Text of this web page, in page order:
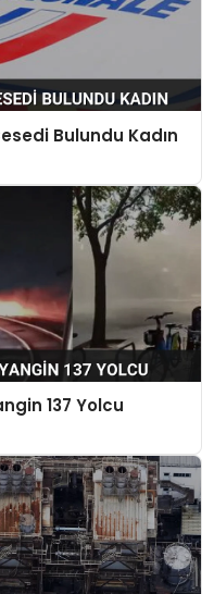
Bulundu Kadın
137 Yolcu